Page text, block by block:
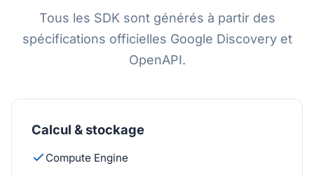
Tous les SDK sont générés à partir des
spécifications officielles Google Discovery et
OpenAPI.
Calcul & stockage
Compute Engine